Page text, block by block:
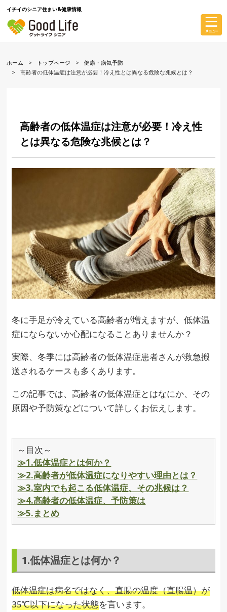
イチイのシニア住まい&健康情報
ホーム トップページ
健康・病気予防
高齢者の低体温症は注意が必要！冷え性とは異なる危険な兆候とは？
高齢者の低体温症は注意が必要！冷え性
とは異なる危険な兆候とは？
冬に手足が冷えている高齢者が増えますが、低体温
症にならないか心配になることありませんか？
実際、冬季には高齢者の低体温症患者さんが救急搬
送されるケースも多くあります。
この記事では、高齢者の低体温症とはなにか、その
原因や予防策などについて詳しくお伝えします。
～目次～
≫1.低体温症とは何か？
≫2.高齢者が低体温症になりやすい理由とは？
≫3.室内でも起こる低体温症、その兆候は？
≫4.高齢者の低体温症、予防策は
≫5.まとめ
1.低体温症とは何か？
低体温症は病名ではなく、直腸の温度（直腸温）が
35℃以下になった状態を言います。